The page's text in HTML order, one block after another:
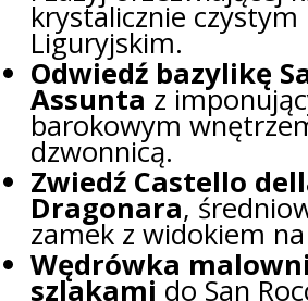
krystalicznie czystym
Liguryjskim.
Odwiedź bazylikę
Assunta z
barokowym
dzwonnicą.
Zwiedź Castello
Dragonara,
zamek z widokiem
Wędrówka
szlakami do San